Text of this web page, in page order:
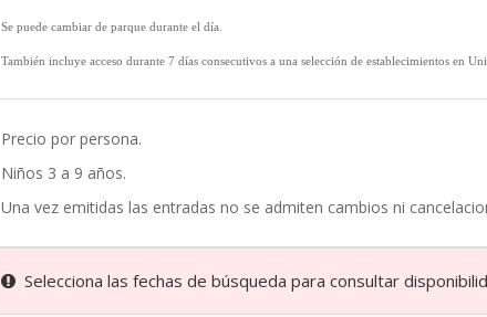
Se puede cambiar de parque durante el día.
También incluye acceso durante 7 días consecutivos a una selección de establecimientos en
Precio por persona.
Niños 3 a 9 años.
Una vez emitidas las entradas no se admiten cambios ni
Selecciona las fechas de búsqueda para consultar